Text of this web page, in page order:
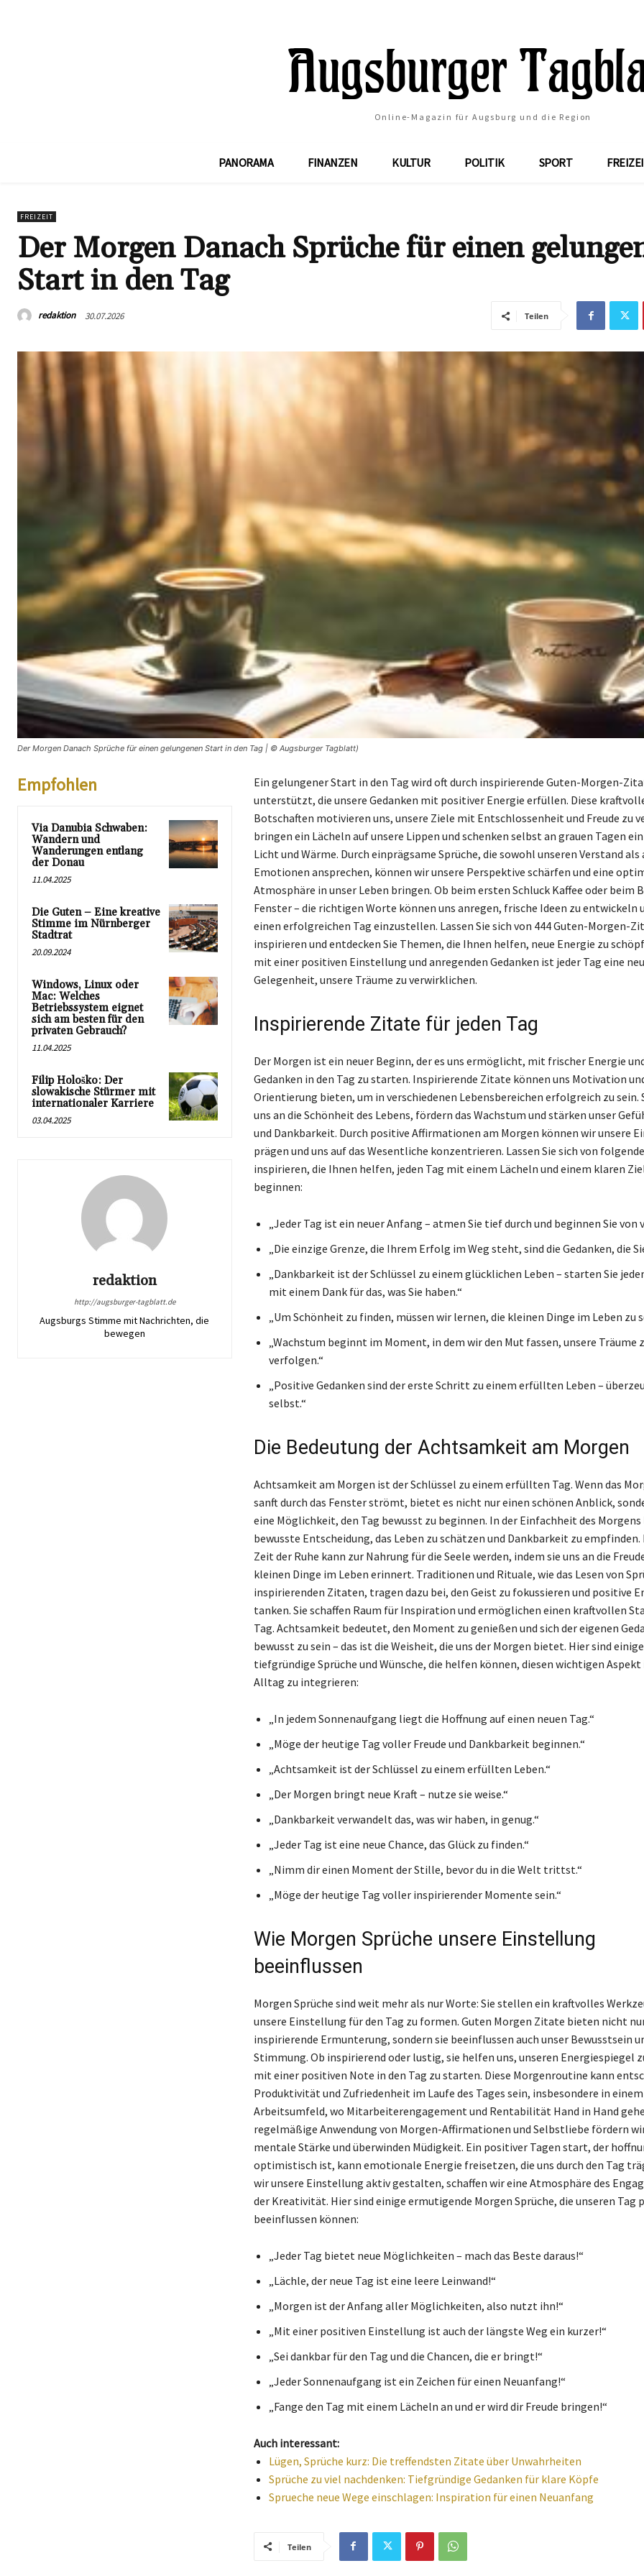
Online-Magazin für Augsburg und die Region
PANORAMA FINANZEN KULTUR POLITIK SPORT
FREIZEIT
Der Morgen Danach Sprüche für einen
Start in den Tag
redaktion 30.07.2026 Teilen
Der Morgen Danach Sprüche für einen gelungenen Start in den Tag | © Augsburger Tagblatt)
Empfohlen
Via Danubia Schwaben:
Wandern und
Wanderungen entlang
der Donau
11.04.2025
Die Guten – Eine kreative
Stimme im Nürnberger
Stadtrat
20.09.2024
Windows, Linux oder
Mac: Welches
Betriebssystem eignet
sich am besten für den
privaten Gebrauch?
11.04.2025
Filip Hološko: Der
slowakische Stürmer mit
internationaler Karriere
03.04.2025
redaktion
http://augsburger-tagblatt.de
Augsburgs Stimme mit Nachrichten, die
bewegen
Ein gelungener Start in den Tag wird oft durch inspirierende Guten-Morgen-
unterstützt, die unsere Gedanken mit positiver Energie erfüllen. Diese
Botschaften motivieren uns, unsere Ziele mit Entschlossenheit und Freude zu
bringen ein Lächeln auf unsere Lippen und schenken selbst an grauen Tagen
Licht und Wärme. Durch einprägsame Sprüche, die sowohl unseren Verstand als
Emotionen ansprechen, können wir unsere Perspektive schärfen und eine
Atmosphäre in unser Leben bringen. Ob beim ersten Schluck Kaffee oder beim
Fenster – die richtigen Worte können uns anregen, frische Ideen zu entwickeln
einen erfolgreichen Tag einzustellen. Lassen Sie sich von 444 Guten-Morgen-
inspirieren und entdecken Sie Themen, die Ihnen helfen, neue Energie zu
mit einer positiven Einstellung und anregenden Gedanken ist jeder Tag eine
Gelegenheit, unsere Träume zu verwirklichen.
Inspirierende Zitate für jeden Tag
Der Morgen ist ein neuer Beginn, der es uns ermöglicht, mit frischer Energie
Gedanken in den Tag zu starten. Inspirierende Zitate können uns Motivation
Orientierung bieten, um in verschiedenen Lebensbereichen erfolgreich zu sein.
uns an die Schönheit des Lebens, fördern das Wachstum und stärken unser
und Dankbarkeit. Durch positive Affirmationen am Morgen können wir unsere
prägen und uns auf das Wesentliche konzentrieren. Lassen Sie sich von
inspirieren, die Ihnen helfen, jeden Tag mit einem Lächeln und einem klaren
beginnen:
„Jeder Tag ist ein neuer Anfang – atmen Sie tief durch und beginnen Sie von
„Die einzige Grenze, die Ihrem Erfolg im Weg steht, sind die Gedanken, die
„Dankbarkeit ist der Schlüssel zu einem glücklichen Leben – starten Sie
mit einem Dank für das, was Sie haben.“
„Um Schönheit zu finden, müssen wir lernen, die kleinen Dinge im Leben zu
„Wachstum beginnt im Moment, in dem wir den Mut fassen, unsere Träume
verfolgen.“
„Positive Gedanken sind der erste Schritt zu einem erfüllten Leben –
selbst.“
Die Bedeutung der Achtsamkeit am Morgen
Achtsamkeit am Morgen ist der Schlüssel zu einem erfüllten Tag. Wenn das
sanft durch das Fenster strömt, bietet es nicht nur einen schönen Anblick,
eine Möglichkeit, den Tag bewusst zu beginnen. In der Einfachheit des
bewusste Entscheidung, das Leben zu schätzen und Dankbarkeit zu empfinden.
Zeit der Ruhe kann zur Nahrung für die Seele werden, indem sie uns an die
kleinen Dinge im Leben erinnert. Traditionen und Rituale, wie das Lesen von
inspirierenden Zitaten, tragen dazu bei, den Geist zu fokussieren und positive
tanken. Sie schaffen Raum für Inspiration und ermöglichen einen kraftvollen
Tag. Achtsamkeit bedeutet, den Moment zu genießen und sich der eigenen
bewusst zu sein – das ist die Weisheit, die uns der Morgen bietet. Hier sind einige
tiefgründige Sprüche und Wünsche, die helfen können, diesen wichtigen Aspekt
Alltag zu integrieren:
„In jedem Sonnenaufgang liegt die Hoffnung auf einen neuen Tag.“
„Möge der heutige Tag voller Freude und Dankbarkeit beginnen.“
„Achtsamkeit ist der Schlüssel zu einem erfüllten Leben.“
„Der Morgen bringt neue Kraft – nutze sie weise.“
„Dankbarkeit verwandelt das, was wir haben, in genug.“
„Jeder Tag ist eine neue Chance, das Glück zu finden.“
„Nimm dir einen Moment der Stille, bevor du in die Welt trittst.“
„Möge der heutige Tag voller inspirierender Momente sein.“
Wie Morgen Sprüche unsere Einstellung
beeinflussen
Morgen Sprüche sind weit mehr als nur Worte: Sie stellen ein kraftvolles
unsere Einstellung für den Tag zu formen. Guten Morgen Zitate bieten nicht
inspirierende Ermunterung, sondern sie beeinflussen auch unser Bewusstsein
Stimmung. Ob inspirierend oder lustig, sie helfen uns, unseren Energiespiegel
mit einer positiven Note in den Tag zu starten. Diese Morgenroutine kann
Produktivität und Zufriedenheit im Laufe des Tages sein, insbesondere in einem
Arbeitsumfeld, wo Mitarbeiterengagement und Rentabilität Hand in Hand
regelmäßige Anwendung von Morgen-Affirmationen und Selbstliebe fördern
mentale Stärke und überwinden Müdigkeit. Ein positiver Tagen start, der
optimistisch ist, kann emotionale Energie freisetzen, die uns durch den Tag
wir unsere Einstellung aktiv gestalten, schaffen wir eine Atmosphäre des
der Kreativität. Hier sind einige ermutigende Morgen Sprüche, die unseren Tag
beeinflussen können:
„Jeder Tag bietet neue Möglichkeiten – mach das Beste daraus!“
„Lächle, der neue Tag ist eine leere Leinwand!“
„Morgen ist der Anfang aller Möglichkeiten, also nutzt ihn!“
„Mit einer positiven Einstellung ist auch der längste Weg ein kurzer!“
„Sei dankbar für den Tag und die Chancen, die er bringt!“
„Jeder Sonnenaufgang ist ein Zeichen für einen Neuanfang!“
„Fange den Tag mit einem Lächeln an und er wird dir Freude bringen!“
Auch interessant:
Lügen, Sprüche kurz: Die treffendsten Zitate über Unwahrheiten
Sprüche zu viel nachdenken: Tiefgründige Gedanken für klare Köpfe
Sprueche neue Wege einschlagen: Inspiration für einen Neuanfang
Teilen